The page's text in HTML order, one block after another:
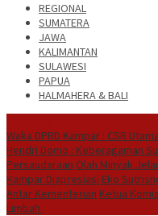
REGIONAL
SUMATERA
JAWA
KALIMANTAN
SULAWESI
PAPUA
HALMAHERA & BALI
Waka DPRD Kampar : CSR
Hendri Domo : Keberagaman
Persaudaraan Olah Minyak
Kampar Diapresiasi Eko
Antar Kementerian Ketua
Limbah